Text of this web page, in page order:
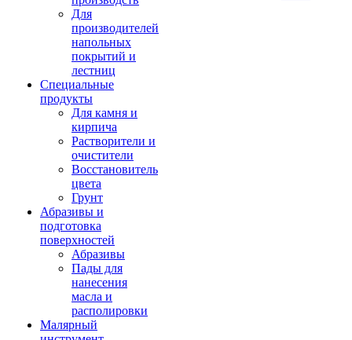
Для
производителей
напольных
покрытий и
лестниц
Специальные
продукты
Для камня и
кирпича
Растворители и
очистители
Восстановитель
цвета
Грунт
Абразивы и
подготовка
поверхностей
Абразивы
Пады для
нанесения
масла и
располировки
Малярный